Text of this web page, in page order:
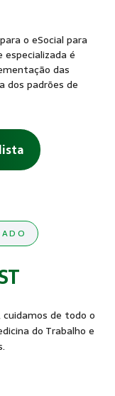
o eSocial para
é
das
dos padrões de
de todo o
do Trabalho e